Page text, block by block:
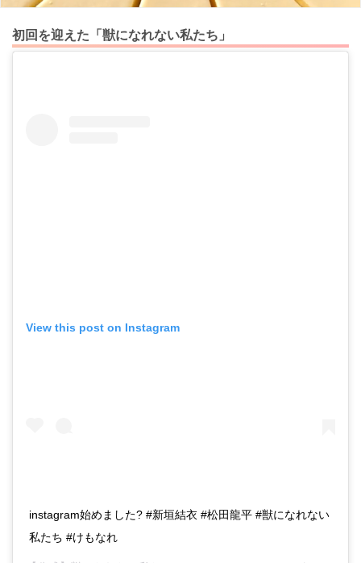
初回を迎えた「獣になれない私たち」
View this post on Instagram
instagram始めました? #新垣結衣 #松田龍平 #獣になれない
私たち #けもなれ